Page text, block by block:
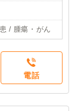
/ 腫瘍・がん
電話